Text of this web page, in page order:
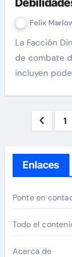
Felix
La Facción Dinosaurio se destaca en escenarios
de combate
incluyen
Posts
1
Enlaces
Ponte en
Todo el
Acerca de